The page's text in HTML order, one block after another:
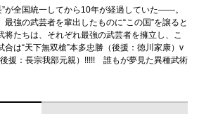
が全国統一してから10年が経過していた――。
強の武芸者を輩出したものに“この国”を譲ると
将たちは、それぞれ最強の武芸者を擁立し、こ
は“天下無双槍”本多忠勝（後援：徳川家康）v
後援：長宗我部元親）!!!!! 誰もが夢見た異種武術